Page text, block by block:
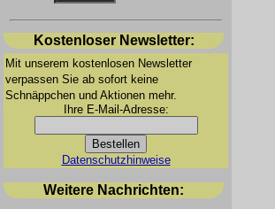
Kostenloser Newsletter:
Mit unserem kostenlosen Newsletter
verpassen Sie ab sofort keine
Schnäppchen und Aktionen mehr.
Ihre E-Mail-Adresse:
Datenschutzhinweise
Weitere Nachrichten: